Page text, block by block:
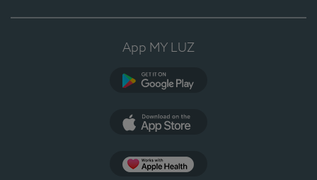
App MY LUZ